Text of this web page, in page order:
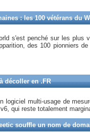
: les 100 vétérans du
s'est penché sur les plus
des 100 pionniers
décoller en .FR
logiciel multi-usage de
qui reste totalement
souffle un nom de